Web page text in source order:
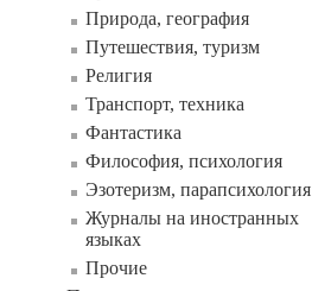
Природа, география
Путешествия, туризм
Религия
Транспорт, техника
Фантастика
Философия, психология
Эзотеризм, парапсихология
Журналы на иностранных
языках
Прочие